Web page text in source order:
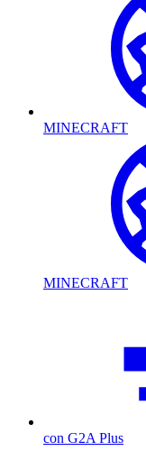
MINECRAFT
MINECRAFT
con G2A Plus